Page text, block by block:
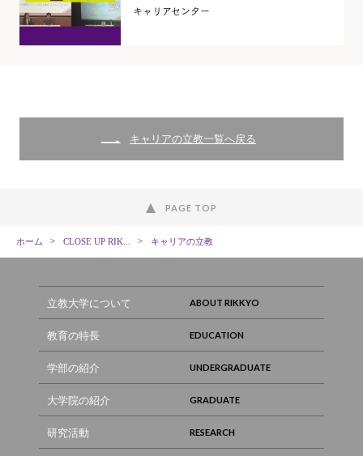
キャリアセンター
キャリアの立教一覧へ戻る
PAGE TOP
ホーム CLOSE UP RIK... キャリアの立教
立教大学について
教育の特長
学部の紹介
大学院の紹介
研究活動